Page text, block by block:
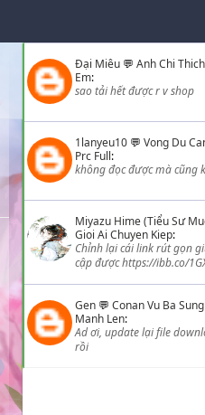
Đại Miêu 💬 Anh Chi
Em:
sao tải hết được r v shop
1lanyeu10 💬 Vong Du
Prc Full:
không đọc được mà cũng
Miyazu Hime (Tiểu Sư
Gioi Ai Chuyen Kiep:
Chỉnh lại cái link rút gọn
cập được https://ibb.co/
Gen 💬 Conan Vu Ba
Manh Len:
Ad ơi, update lại file
rồi